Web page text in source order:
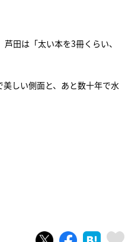
田は「太い本を3冊くらい、
しい側面と、あと数十年で水
ツイートシェア はてブ